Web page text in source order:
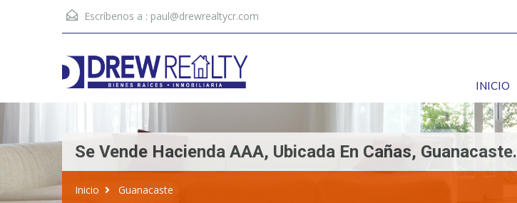
Escríbenos a : paul@drewrealtycr.com
INICIO
Se Vende Hacienda AAA, Ubicada En Cañas, Guanacaste.
Inicio Guanacaste